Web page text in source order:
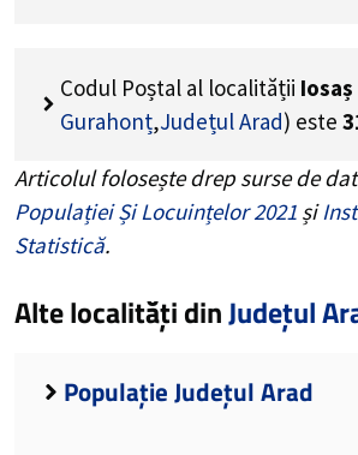
Codul Poștal al localității Iosaș
Gurahonț,Județul Arad) este
Articolul folosește drep surse de
Populației Și Locuințelor 2021 și
Statistică.
Alte localități dinJudețul
Populație Județul Arad